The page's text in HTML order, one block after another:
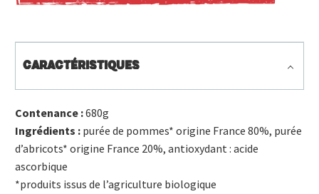
CARACTÉRISTIQUES
Contenance :680g
Ingrédients : purée de pommes* origine France 80%, purée
d’abricots* origine France 20%, antioxydant : acide
ascorbique
*produits issus de l’agriculture biologique